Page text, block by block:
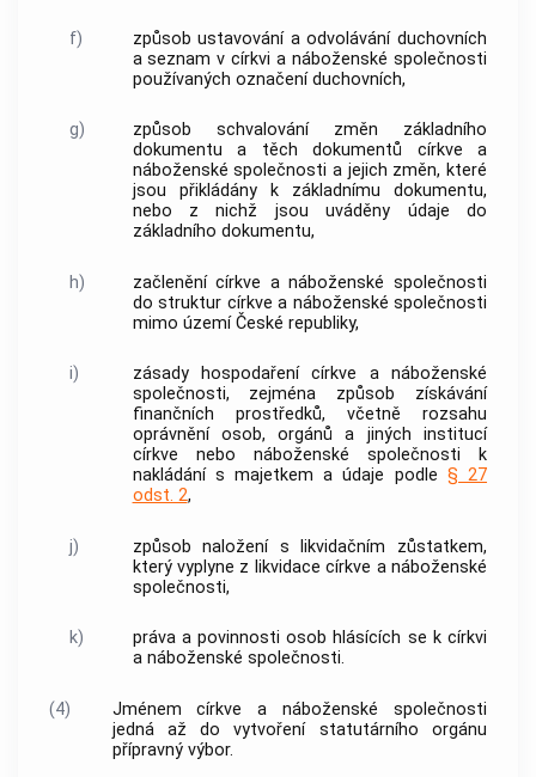
f)
způsob ustavování a odvolávání duchovních
a seznam vcírkvi a náboženské společnosti
používaných označení duchovních,
g)
způsob schvalování změn základního
dokumentu a těch dokumentů církve a
náboženské společnosti a jejich změn, které
jsou přikládány k základnímu dokumentu,
nebo z nichž jsou uváděny údaje do
základního dokumentu,
h) začleněnícírkve a náboženské společnosti
do struktur církve a náboženské společnosti
mimo území České republiky,
i) zásady hospodařenícírkve a náboženské
společnosti, zejména způsob získávání
finančních prostředků, včetně rozsahu
oprávnění osob, orgánů a jiných institucí
církve nebo náboženské společnosti k
nakládání s majetkem a údaje podle § 27
odst. 2,
j)
způsob naložení s likvidačním zůstatkem,
který vyplyne z likvidacecírkve a náboženské
společnosti,
k) práva a povinnostiosob hlásících se k církvi
a náboženské společnosti.
(4) Jménemcírkve a náboženské společnosti
jedná až do vytvoření statutárního orgánu
přípravný výbor.